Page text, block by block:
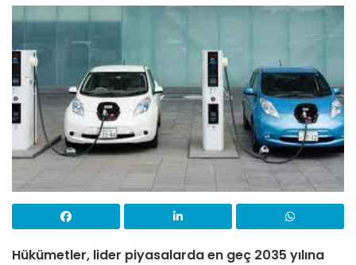
Hükümetler, lider piyasalarda en geç 2035 yılına